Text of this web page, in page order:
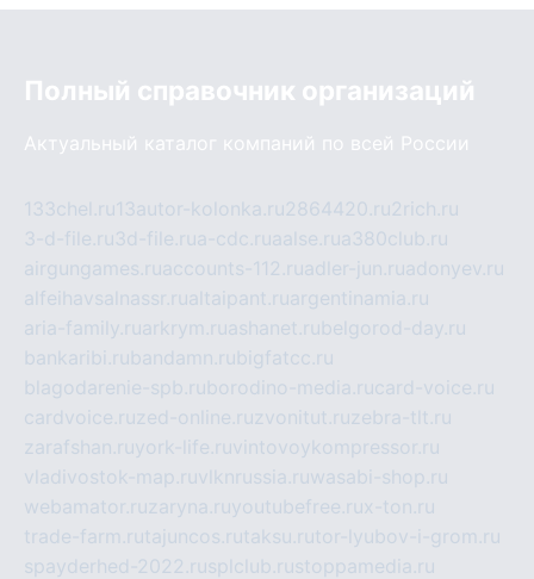
Полный справочник организаций
Актуальный каталог компаний по всей России
133chel.ru13autor-kolonka.ru2864420.ru2rich.ru
3-d-file.ru3d-file.rua-cdc.ruaalse.rua380club.ru
airgungames.ruaccounts-112.ruadler-jun.ruadonyev.ru
alfeihavsalnassr.rualtaipant.ruargentinamia.ru
aria-family.ruarkrym.ruashanet.rubelgorod-day.ru
bankaribi.rubandamn.rubigfatcc.ru
blagodarenie-spb.ruborodino-media.rucard-voice.ru
cardvoice.ruzed-online.ruzvonitut.ruzebra-tlt.ru
zarafshan.ruyork-life.ruvintovoykompressor.ru
vladivostok-map.ruvlknrussia.ruwasabi-shop.ru
webamator.ruzaryna.ruyoutubefree.rux-ton.ru
trade-farm.rutajuncos.rutaksu.rutor-lyubov-i-grom.ru
spayderhed-2022.rusplclub.rustoppamedia.ru